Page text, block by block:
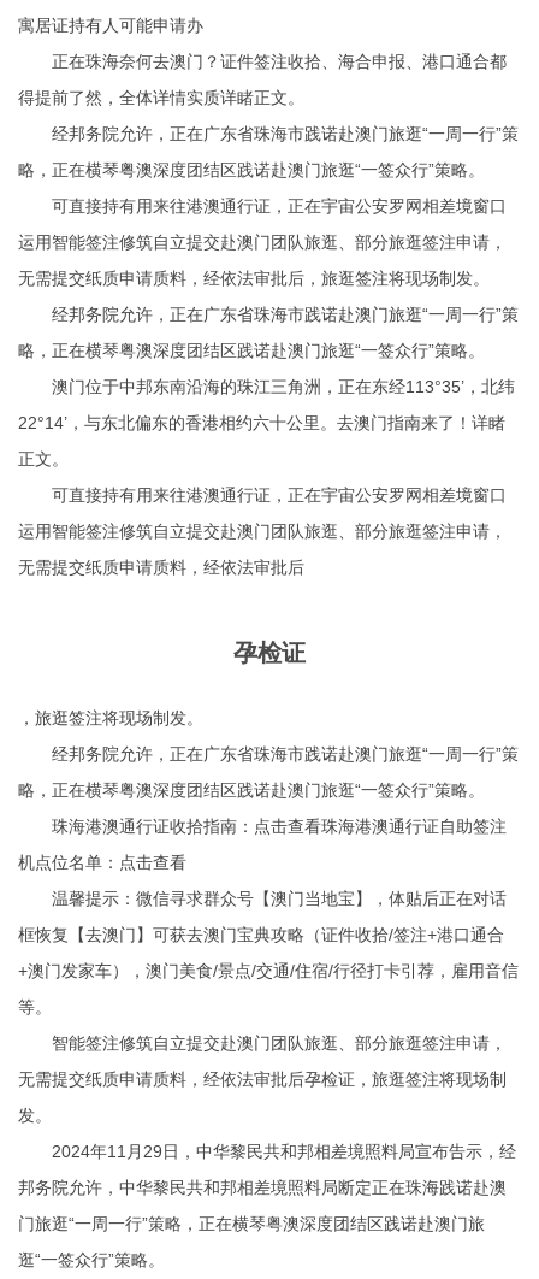
寓居证持有人可能申请办
正在珠海奈何去澳门？证件签注收拾、海合申报、港口通合都
得提前了然，全体详情实质详睹正文。
经邦务院允许，正在广东省珠海市践诺赴澳门旅逛“一周一行”策
略，正在横琴粤澳深度团结区践诺赴澳门旅逛“一签众行”策略。
可直接持有用来往港澳通行证，正在宇宙公安罗网相差境窗口
运用智能签注修筑自立提交赴澳门团队旅逛、部分旅逛签注申请，
无需提交纸质申请质料，经依法审批后，旅逛签注将现场制发。
经邦务院允许，正在广东省珠海市践诺赴澳门旅逛“一周一行”策
略，正在横琴粤澳深度团结区践诺赴澳门旅逛“一签众行”策略。
澳门位于中邦东南沿海的珠江三角洲，正在东经113°35’，北纬
22°14’，与东北偏东的香港相约六十公里。去澳门指南来了！详睹
正文。
可直接持有用来往港澳通行证，正在宇宙公安罗网相差境窗口
运用智能签注修筑自立提交赴澳门团队旅逛、部分旅逛签注申请，
无需提交纸质申请质料，经依法审批后
孕检证
，旅逛签注将现场制发。
经邦务院允许，正在广东省珠海市践诺赴澳门旅逛“一周一行”策
略，正在横琴粤澳深度团结区践诺赴澳门旅逛“一签众行”策略。
珠海港澳通行证收拾指南：点击查看珠海港澳通行证自助签注
机点位名单：点击查看
温馨提示：微信寻求群众号【澳门当地宝】，体贴后正在对话
框恢复【去澳门】可获去澳门宝典攻略（证件收拾/签注+港口通合
+澳门发家车），澳门美食/景点/交通/住宿/行径打卡引荐，雇用音信
等。
智能签注修筑自立提交赴澳门团队旅逛、部分旅逛签注申请，
无需提交纸质申请质料，经依法审批后孕检证，旅逛签注将现场制
发。
2024年11月29日，中华黎民共和邦相差境照料局宣布告示，经
邦务院允许，中华黎民共和邦相差境照料局断定正在珠海践诺赴澳
门旅逛“一周一行”策略，正在横琴粤澳深度团结区践诺赴澳门旅
逛“一签众行”策略。